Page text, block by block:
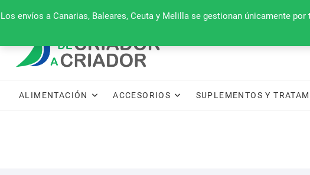
Los envíos a Canarias, Baleares, Ceuta y Melilla se gestionan únicamente
al
660 079 911
ALIMENTACIÓN ACCESORIOS SUPLEMENTOS Y